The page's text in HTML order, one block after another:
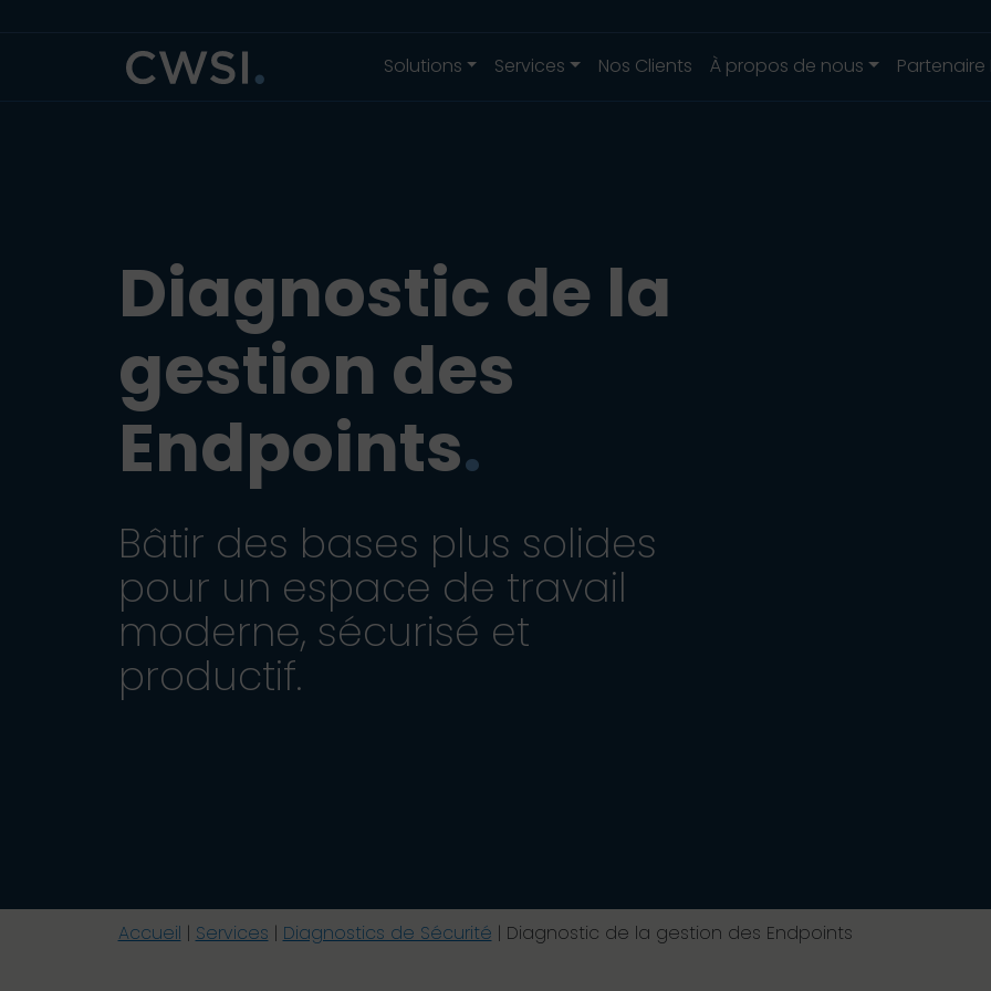
Solutions Services Nos Clients À propos de nous
Diagnostic de la
gestion des
Endpoints.
Bâtir des bases plus solides
pour un espace de travail
moderne, sécurisé et
productif.
Accueil | Services | Diagnostics de Sécurité | Diagnostic de la gestion des Endpoints